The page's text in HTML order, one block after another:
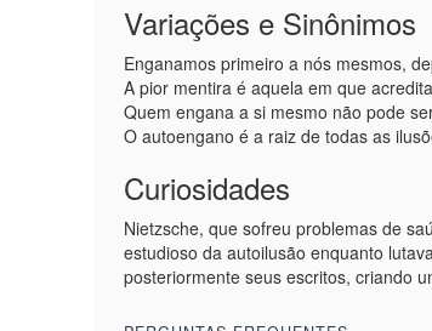
Variações e Sinônimos
Enganamos primeiro a nós mesmos,
A pior mentira é aquela em que
Quem engana a si mesmo não pode
O autoengano é a raiz de todas as
Curiosidades
Nietzsche, que sofreu problemas de
estudioso da autoilusão enquanto
posteriormente seus escritos, criando